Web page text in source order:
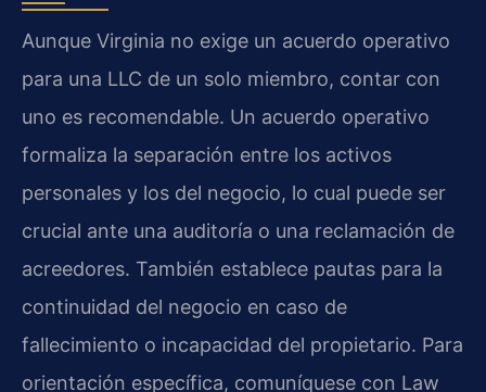
Aunque Virginia no exige un acuerdo operativo
para una LLC de un solo miembro, contar con
uno es recomendable. Un acuerdo operativo
formaliza la separación entre los activos
personales y los del negocio, lo cual puede ser
crucial ante una auditoría o una reclamación de
acreedores. También establece pautas para la
continuidad del negocio en caso de
fallecimiento o incapacidad del propietario. Para
orientación específica, comuníquese con Law